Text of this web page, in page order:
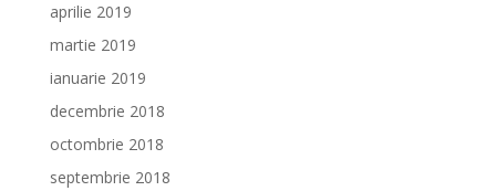
aprilie 2019
martie 2019
ianuarie 2019
decembrie 2018
octombrie 2018
septembrie 2018